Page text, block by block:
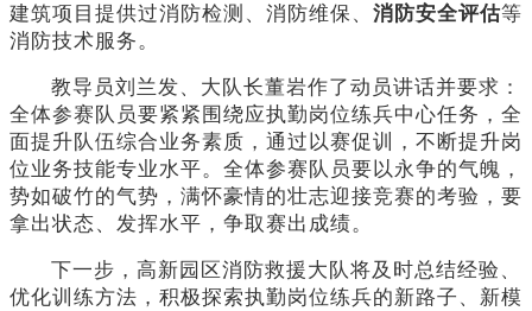
建筑项目提供过消防检测、消防维保、 消防安全评估等
消防技术服务。
教导员刘兰发、大队长董岩作了动员讲话并要求：
全体参赛队员要紧紧围绕应执勤岗位练兵中心任务，全
面提升队伍综合业务素质，通过以赛促训，不断提升岗
位业务技能专业水平。全体参赛队员要以永争的气魄，
势如破竹的气势，满怀豪情的壮志迎接竞赛的考验，要
拿出状态、发挥水平，争取赛出成绩。
下一步，高新园区消防救援大队将及时总结经验、
优化训练方法，积极探索执勤岗位练兵的新路子、新模